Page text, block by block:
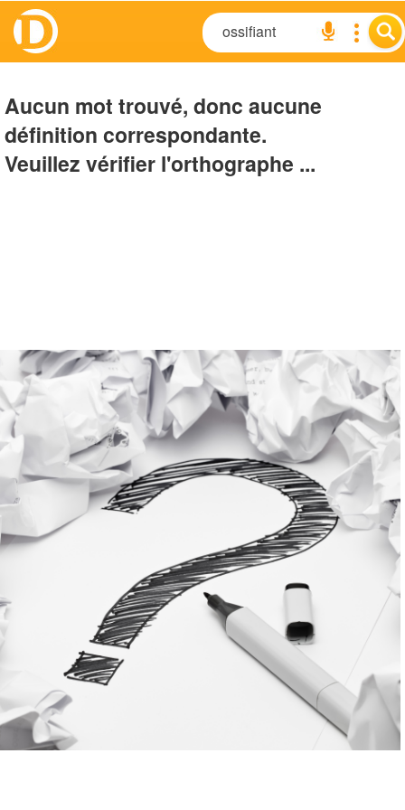
Aucun mot trouvé, donc aucune
définition correspondante.
Veuillez vérifier l'orthographe ...